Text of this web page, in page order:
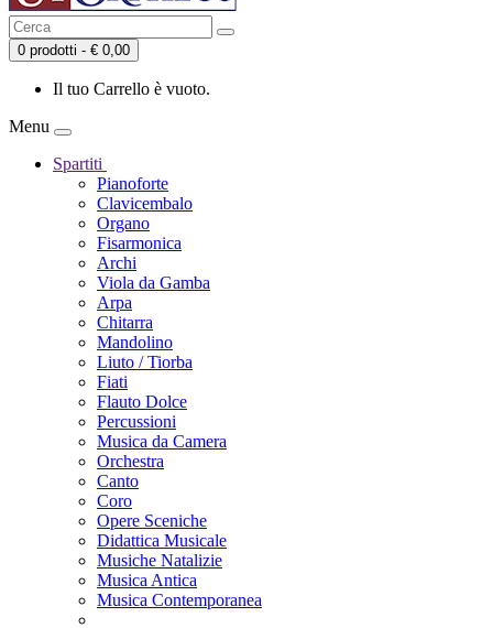
0 prodotti - € 0,00
Il tuo Carrello è vuoto.
Menu
Spartiti
Pianoforte
Clavicembalo
Organo
Fisarmonica
Archi
Viola da Gamba
Arpa
Chitarra
Mandolino
Liuto / Tiorba
Fiati
Flauto Dolce
Percussioni
Musica da Camera
Orchestra
Canto
Coro
Opere Sceniche
Didattica Musicale
Musiche Natalizie
Musica Antica
Musica Contemporanea